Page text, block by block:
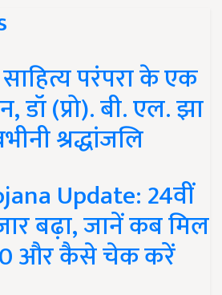
परंपरा के एक
(प्रो). बी. एल. झा
श्रद्धांजलि
Update: 24वीं
बढ़ा, जानें कब मिल
और कैसे चेक करें